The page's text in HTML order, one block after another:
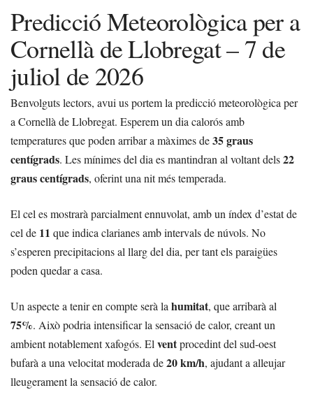
Predicció Meteorològica per a
Cornellà de Llobregat – 7 de
juliol de 2026
Benvolguts lectors, avui us portem la predicció meteorològica per
a Cornellà de Llobregat. Esperem un dia calorós amb
temperatures que poden arribar a màximes de35 graus
centígrads. Les mínimes del dia es mantindran al voltant dels22
graus centígrads, oferint una nit més temperada.
El cel es mostrarà parcialment ennuvolat, amb un índex d’estat de
cel de 11 que indica clarianes amb intervals de núvols. No
s’esperen precipitacions al llarg del dia, per tant els paraigües
poden quedar a casa.
Un aspecte a tenir en compte serà lahumitat, que arribarà al
75%. Això podria intensificar la sensació de calor, creant un
ambient notablement xafogós. Elventprocedint del sud-oest
bufarà a una velocitat moderada de20 km/h, ajudant a alleujar
lleugerament la sensació de calor.